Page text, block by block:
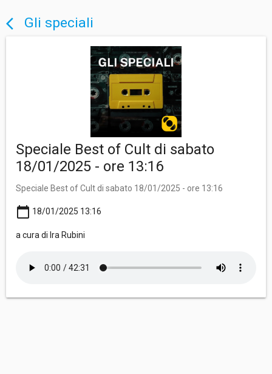
arrow_back_ios Gli speciali
Speciale Best of Cult di sabato
18/01/2025 - ore 13:16
Speciale Best of Cult di sabato 18/01/2025 - ore 13:16
calendar_today 18/01/2025 13:16
a cura di Ira Rubini